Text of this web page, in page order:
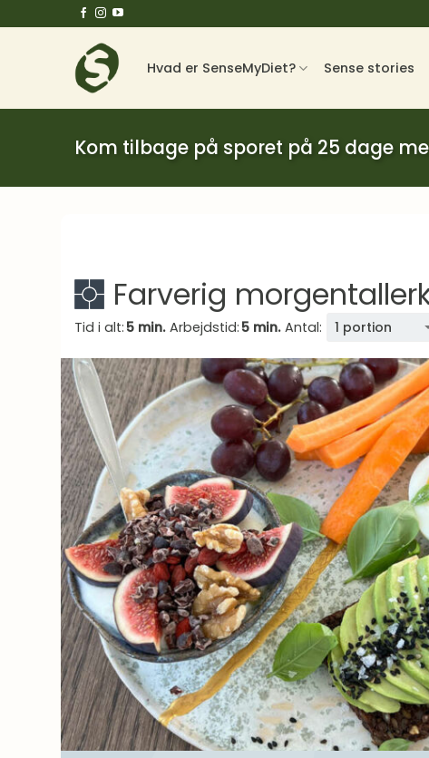
til
Hvad er SenseMyDiet? Sense stories
Kom tilbage på sporet på 25 dage
Farverig
Tid i alt: 5 min. Arbejdstid: 5 min. Antal: 1 portion